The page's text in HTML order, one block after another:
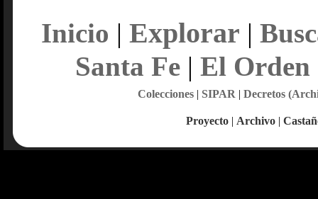
Inicio | Explorar |
Santa Fe| El Orden
Colecciones| SIPAR | Decretos
Proyecto | Archivo |